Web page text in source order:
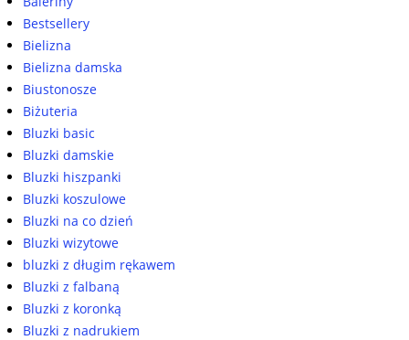
Bestsellery
Bielizna
Bielizna damska
Biustonosze
Biżuteria
Bluzki basic
Bluzki damskie
Bluzki hiszpanki
Bluzki koszulowe
Bluzki na co dzień
Bluzki wizytowe
bluzki z długim rękawem
Bluzki z falbaną
Bluzki z koronką
Bluzki z nadrukiem